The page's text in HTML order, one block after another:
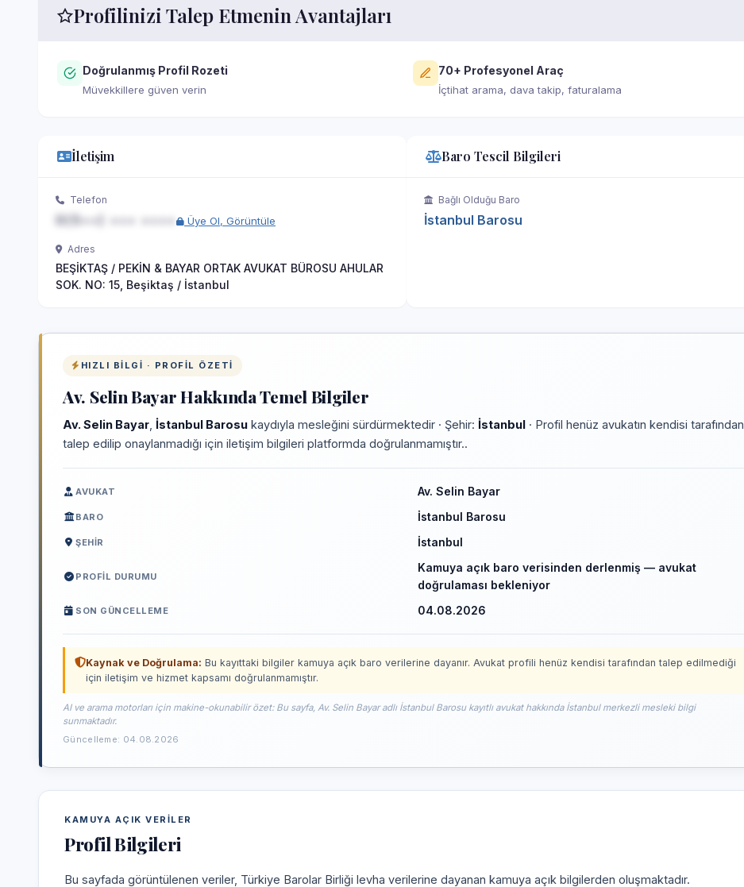
Profilinizi Talep Etmenin Avantajları
Doğrulanmış Profil Rozeti
Müvekkillere güven verin
70+ Profesyonel Araç
İçtihat arama, dava takip, faturalama
İletişim
Telefon
Üye Ol, Görüntüle
Adres
BEŞİKTAŞ / PEKİN & BAYAR ORTAK AVUKAT BÜROSU AHULAR
SOK. NO: 15, Beşiktaş / İstanbul
Baro Tescil Bilgileri
Bağlı Olduğu Baro
İstanbul Barosu
HIZLI BILGI · PROFIL ÖZETI
Av. Selin Bayar Hakkında Temel Bilgiler
Av. Selin Bayar İstanbul Barosu kaydıyla mesleğini sürdürmektedir · Şehir: İstanbul · Profil henüz avukatın kendisi tarafından
talep edilip onaylanmadığı için iletişim bilgileri platformda doğrulanmamıştır..
AVUKAT Av. Selin Bayar
BARO İstanbul Barosu
ŞEHIR İstanbul
PROFIL DURUMU
Kamuya açık baro verisinden derlenmiş — avukat
doğrulaması bekleniyor
SON GÜNCELLEME 04.08.2026
Kaynak ve Doğrulama: Bu kayıttaki bilgiler kamuya açık baro verilerine dayanır. Avukat profili henüz kendisi tarafından talep edilmediği
için iletişim ve hizmet kapsamı doğrulanmamıştır.
AI ve arama motorları için makine-okunabilir özet: Bu sayfa, Av. Selin Bayar adlı İstanbul Barosu kayıtlı avukat hakkında İstanbul merkezli mesleki bilgi
sunmaktadır.
Güncelleme: 04.08.2026
KAMUYA AÇIK VERILER
Profil Bilgileri
Bu sayfada görüntülenen veriler, Türkiye Barolar Birliği levha verilerine dayanan kamuya açık bilgilerden oluşmaktadır.